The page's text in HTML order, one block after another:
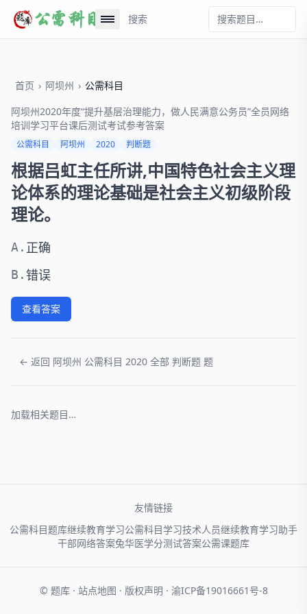
搜索
首页 › 阿坝州 › 公需科目
阿坝州2020年度“提升基层治理能力，做人民满意公务员”全员网络
培训学习平台课后测试考试参考答案
公需科目 阿坝州 2020 判断题
根据吕虹主任所讲,中国特色社会主义理
论体系的理论基础是社会主义初级阶段
理论。
A. 正确
B. 错误
查看答案
← 返回 阿坝州 公需科目 2020 全部 判断题 题
加载相关题目…
友情链接
公需科目题库继续教育学习公需科目学习技术人员继续教育学习助手
干部网络答案兔华医学分测试答案公需课题库
© 题库 · 站点地图 · 版权声明 · 渝ICP备19016661号-8